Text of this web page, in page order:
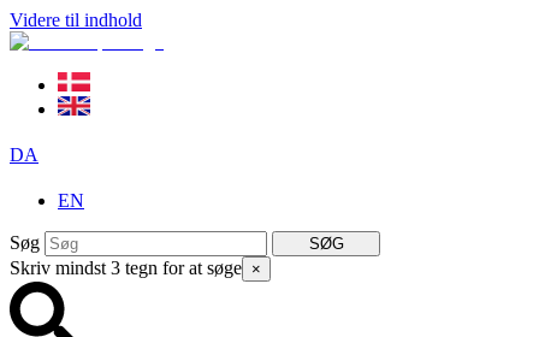
Videre til indhold
DA
EN
Søg SØG
Skriv mindst 3 tegn for at søge ×